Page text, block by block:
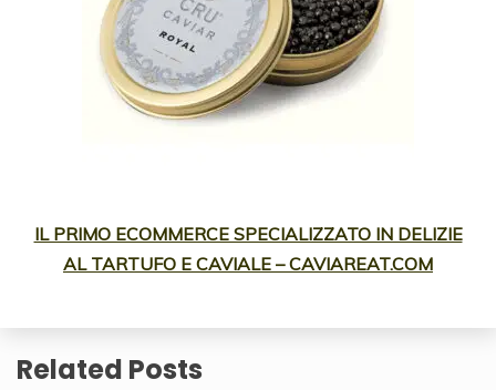
IL PRIMO ECOMMERCE SPECIALIZZATO IN DELIZIE
AL TARTUFO E CAVIALE – CAVIAREAT.COM
Related Posts